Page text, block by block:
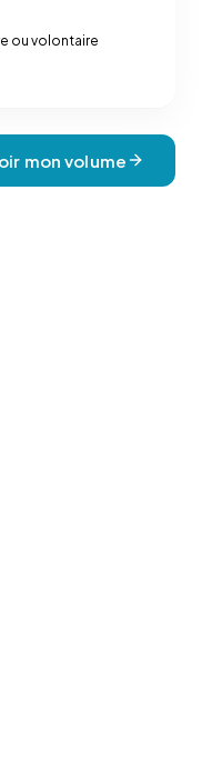
ou volontaire
mon volume